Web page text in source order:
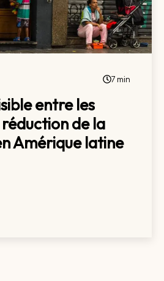
7 min
entre les
de la
Amérique latine